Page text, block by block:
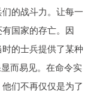
的战斗力。让每一
国家的存亡。因
的士兵提供了某种
而易见。在命令实
们不再仅仅是为了